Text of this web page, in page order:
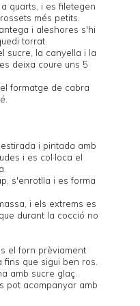
quarts, i es filetegen
més petits.
i aleshores s'hi
torrat.
sucre, la canyella i la
deixa coure uns 5
formatge de cabra
i pintada amb
i es col·loca el
s'enrotlla i es forma
i els extrems es
durant la cocció no
el forn prèviament
que sigui ben ros.
amb sucre glaç.
pot acompanyar amb